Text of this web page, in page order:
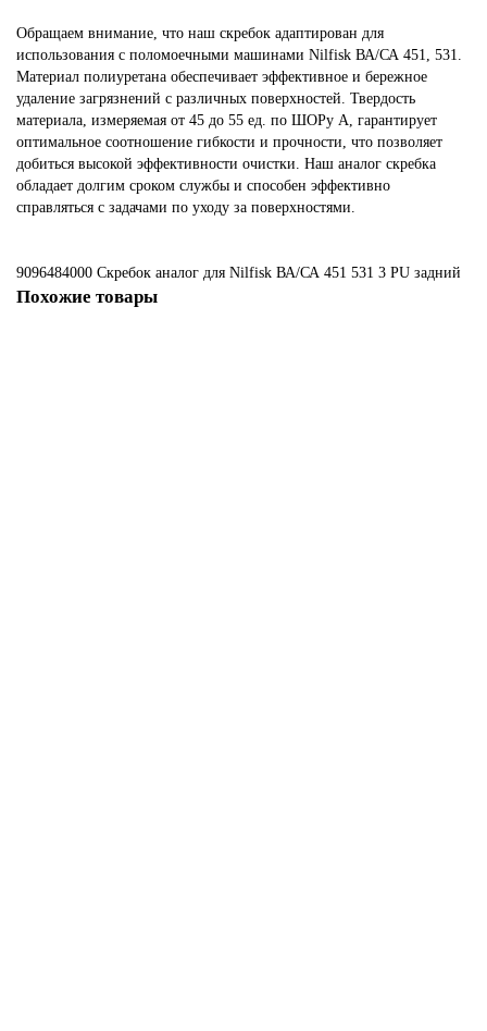
Обращаем внимание, что наш скребок адаптирован для
использования с поломоечными машинами Nilfisk ВА/СА 451, 531.
Материал полиуретана обеспечивает эффективное и бережное
удаление загрязнений с различных поверхностей. Твердость
материала, измеряемая от 45 до 55 ед. по ШОРу А, гарантирует
оптимальное соотношение гибкости и прочности, что позволяет
добиться высокой эффективности очистки. Наш аналог скребка
обладает долгим сроком службы и способен эффективно
справляться с задачами по уходу за поверхностями.
9096484000 Скребок аналог для Nilfisk ВА/СА 451 531 3 PU задний
Похожие товары